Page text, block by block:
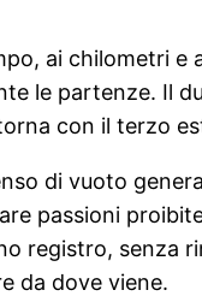
ai chilometri e
le partenze. Il
con il terzo
di vuoto
passioni
registro, senza
da dove viene.